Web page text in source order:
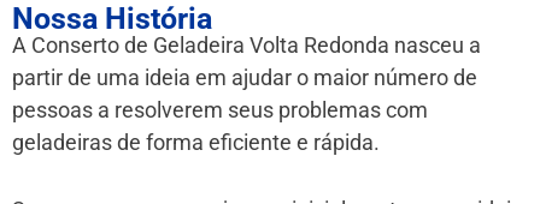
Nossa História
A Conserto de Geladeira Volta Redonda nasceu a
partir de uma ideia em ajudar o maior número de
pessoas a resolverem seus problemas com
geladeiras de forma eficiente e rápida.